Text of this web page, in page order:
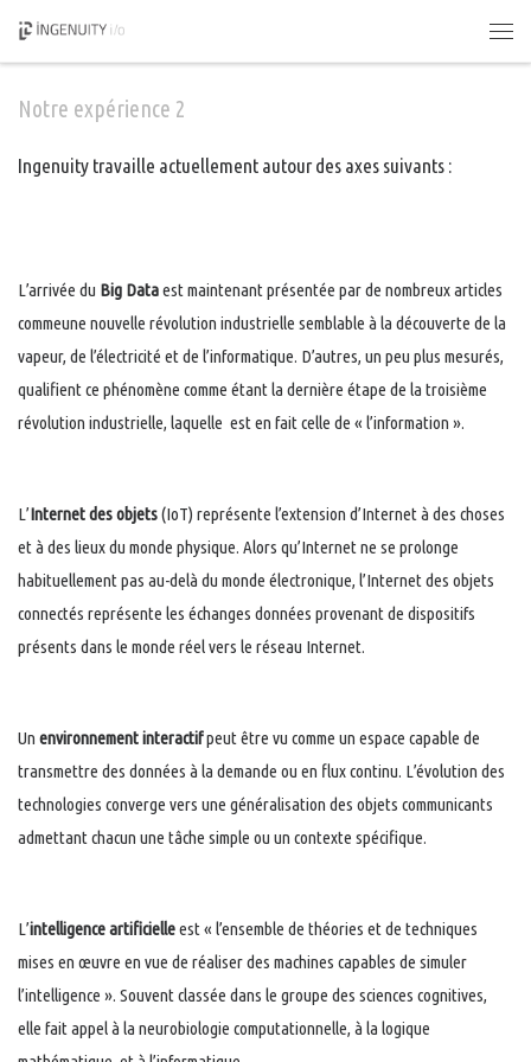
Skip to content
Notre expérience 2
Ingenuity travaille actuellement autour des axes suivants :
L’arrivée du Big Dataest maintenant présentée par de nombreux articles
commeune nouvelle révolution industrielle semblable à la découverte de la
vapeur, de l’électricité et de l’informatique. D’autres, un peu plus mesurés,
qualifient ce phénomène comme étant la dernière étape de la troisième
révolution industrielle, laquelle est en fait celle de « l’information ».
L’Internet des objets(IoT) représente l’extension d’Internet à des choses
et à des lieux du monde physique. Alors qu’Internet ne se prolonge
habituellement pas au-delà du monde électronique, l’Internet des objets
connectés représente les échanges données provenant de dispositifs
présents dans le monde réel vers le réseau Internet.
Un environnement interactifpeut être vu comme un espace capable de
transmettre des données à la demande ou en flux continu. L’évolution des
technologies converge vers une généralisation des objets communicants
admettant chacun une tâche simple ou un contexte spécifique.
L’intelligence artificielleest « l’ensemble de théories et de techniques
mises en œuvre en vue de réaliser des machines capables de simuler
l’intelligence ». Souvent classée dans le groupe des sciences cognitives,
elle fait appel à la neurobiologie computationnelle, à la logique